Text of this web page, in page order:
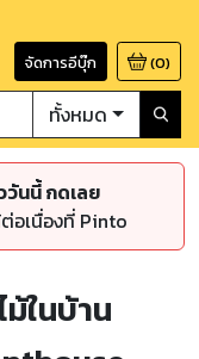
จัดการอีบุ๊ก (0)
ทั้งหมด
วันนี้ กดเลย
อเนื่องที่ Pinto
ในบ้าน